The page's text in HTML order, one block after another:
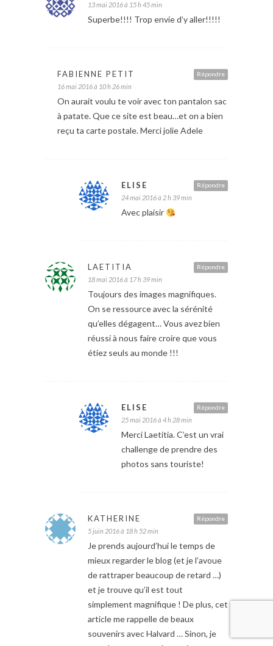
13 mai 2016 à 15 h 45 min
Superbe!!!! Trop envie d’y aller!!!!!
Répondre
FABIENNE PETIT
16 mai 2016 à 10 h 26 min
On aurait voulu te voir avec ton pantalon sac
à patate. Que ce site est beau…et on a bien
reçu ta carte postale. Merci jolie Adele
Répondre
ELISE
24 mai 2016 à 2 h 39 min
Avec plaisir
Répondre
LAETITIA
18 mai 2016 à 17 h 39 min
Toujours des images magnifiques.
On se ressource avec la sérénité
qu’elles dégagent… Vous avez bien
réussi à nous faire croire que vous
étiez seuls au monde !!!
Répondre
ELISE
25 mai 2016 à 4 h 28 min
Merci Laetitia. C’est un vrai
challenge de prendre des
photos sans touriste!
Répondre
KATHERINE
5 juin 2016 à 18 h 52 min
Je prends aujourd’hui le temps de
mieux regarder le blog (et je l’avoue
de rattraper beaucoup de retard …)
et je trouve qu’il est tout
simplement magnifique ! De plus, cet
article me rappelle de beaux
souvenirs avec Halvard … Sinon, je